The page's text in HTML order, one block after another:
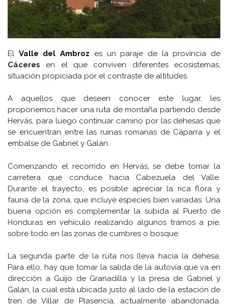
El Valle del Ambroz es un paraje de la provincia de
Cáceres en el que conviven diferentes ecosistemas,
situación propiciada por el contraste de altitudes.
A aquellos que deseen conocer este lugar, les
proponemos hacer una ruta de montaña partiendo desde
Hervás, para luego continuar camino por las dehesas que
se encuentran entre las ruinas romanas de Cáparra y el
embalse de Gabriel y Galán.
Comenzando el recorrido en Hervás, se debe tomar la
carretera que conduce hacia Cabezuela del Valle.
Durante el trayecto, es posible apreciar la rica flora y
fauna de la zona, que incluye especies bien variadas. Una
buena opción es complementar la subida al Puerto de
Honduras en vehículo realizando algunos tramos a pie,
sobre todo en las zonas de cumbres o bosque.
La segunda parte de la ruta nos lleva hacia la dehesa.
Para ello, hay que tomar la salida de la autovía que va en
dirección a Guijo de Granadilla y la presa de Gabriel y
Galán, la cual está ubicada justo al lado de la estación de
tren de Villar de Plasencia, actualmente abandonada.